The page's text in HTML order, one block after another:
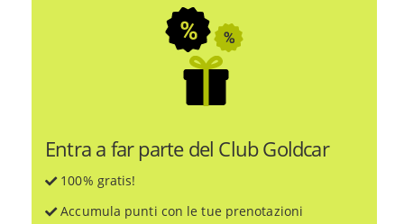
Entra a far parte del Club Goldcar
100% gratis!
Accumula punti con le tue prenotazioni